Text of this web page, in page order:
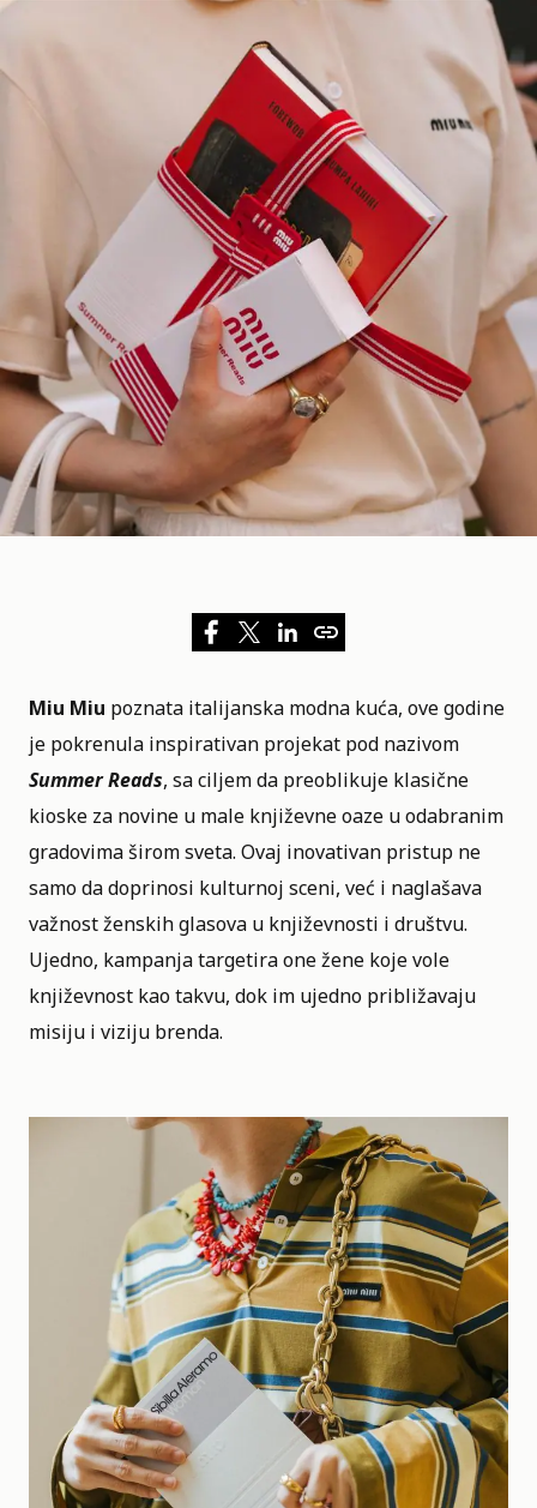
Miu Miu poznata italijanska modna kuća, ove godine
je pokrenula inspirativan projekat pod nazivom
Summer Reads, sa ciljem da preoblikuje klasične
kioske za novine u male književne oaze u odabranim
gradovima širom sveta. Ovaj inovativan pristup ne
samo da doprinosi kulturnoj sceni, već i naglašava
važnost ženskih glasova u književnosti i društvu.
Ujedno, kampanja targetira one žene koje vole
književnost kao takvu, dok im ujedno približavaju
misiju i viziju brenda.